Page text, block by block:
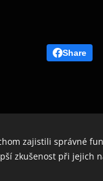
Share
vyhrazena
zajistili správné
zkušenost při jejich